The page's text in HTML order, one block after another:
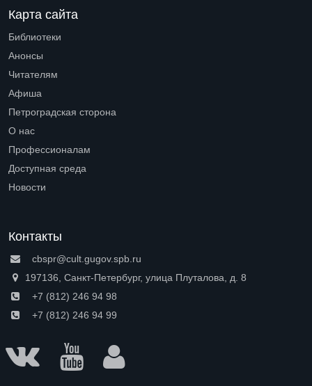
Карта сайта
Библиотеки
Анонсы
Читателям
Афиша
Петроградская сторона
О нас
Профессионалам
Доступная среда
Новости
Контакты
cbspr@cult.gugov.spb.ru
197136, Санкт-Петербург, улица Плуталова, д. 8
+7 (812) 246 94 98
+7 (812) 246 94 99